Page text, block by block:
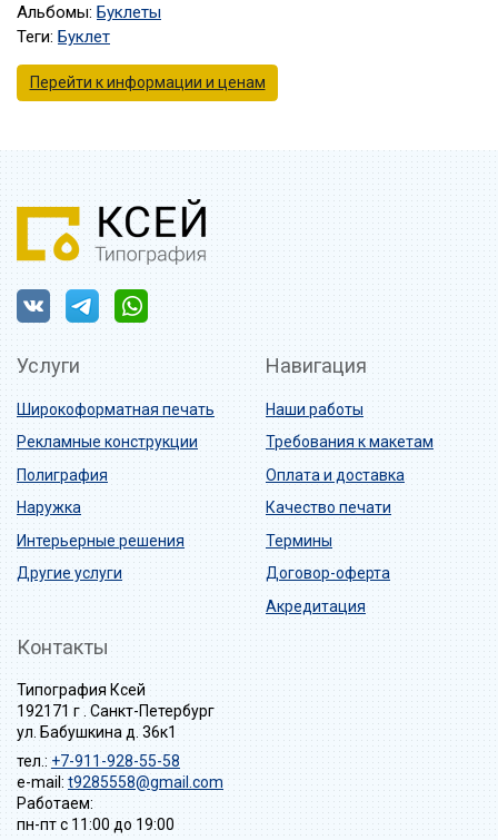
Альбомы: Буклеты
Теги: Буклет
Перейти к информации и ценам
Услуги
Широкоформатная печать
Рекламные конструкции
Полиграфия
Наружка
Интерьерные решения
Другие услуги
Навигация
Наши работы
Требования к макетам
Оплата и доставка
Качество печати
Термины
Договор-оферта
Акредитация
Контакты
Типография Ксей
192171 г . Санкт-Петербург
ул. Бабушкина д. 36к1
тел.:+7-911-928-55-58
e-mail:t9285558@gmail.com
Работаем:
пн-пт с 11:00 до 19:00